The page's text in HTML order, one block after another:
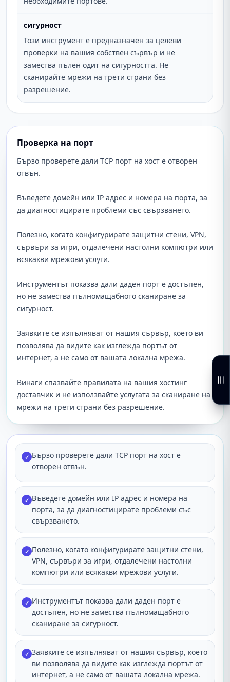
сигурност
Този инструмент е предназначен за целеви
проверки на вашия собствен сървър и не
замества пълен одит на сигурността. Не
сканирайте мрежи на трети страни без
разрешение.
Проверка на порт
Бързо проверете дали TCP порт на хост е отворен
отвън.
Въведете домейн или IP адрес и номера на порта, за
да диагностицирате проблеми със свързването.
Полезно, когато конфигурирате защитни стени, VPN,
сървъри за игри, отдалечени настолни компютри или
всякакви мрежови услуги.
Инструментът показва дали даден порт е достъпен,
но не замества пълномащабното сканиране за
сигурност.
Заявките се изпълняват от нашия сървър, което ви
позволява да видите как изглежда портът от
интернет, а не само от вашата локална мрежа.
Винаги спазвайте правилата на вашия хостинг
доставчик и не използвайте услугата за сканиране на
мрежи на трети страни без разрешение.
✓ Бързо проверете дали TCP порт на хост е
отворен отвън.
✓ Въведете домейн или IP адрес и номера на
порта, за да диагностицирате проблеми със
свързването.
✓ Полезно, когато конфигурирате защитни стени,
VPN, сървъри за игри, отдалечени настолни
компютри или всякакви мрежови услуги.
✓ Инструментът показва дали даден порт е
достъпен, но не замества пълномащабното
сканиране за сигурност.
✓ Заявките се изпълняват от нашия сървър, което
ви позволява да видите как изглежда портът от
интернет, а не само от вашата локална мрежа.